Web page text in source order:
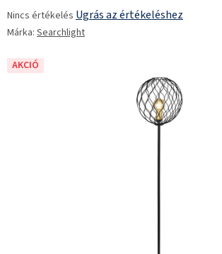
termék
átlagos
5-
Nincs értékelés Ugrás az értékeléshez
Márka: Searchlight
AKCIÓ